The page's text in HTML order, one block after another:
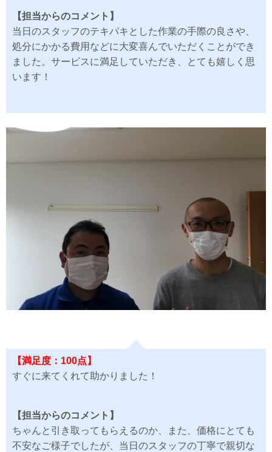
【担当からのコメント】
当日のスタッフのテキパキとした作業の手際の良さや、
処分にかかる費用などに大変喜んでいただくことができ
ました。サービスに満足していただき、とても嬉しく思
います！
【満足度：100点】
すぐに来てくれて助かりました！
【担当からのコメント】
ちゃんと引き取ってもらえるのか、また、価格にとても
不安なご様子でしたが、当日のスタッフの丁寧で親切な